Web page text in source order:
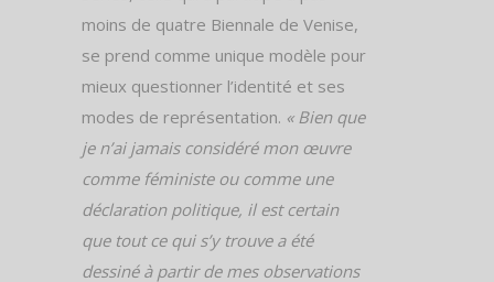
moins de quatre Biennale de Venise,
se prend comme unique modèle pour
mieux questionner l’identité et ses
modes de représentation. « Bien que
je n’ai jamais considéré mon œuvre
comme féministeou comme une
déclaration politique, il est certain
que tout ce qui s’y trouve a été
dessiné à partir de mes observations